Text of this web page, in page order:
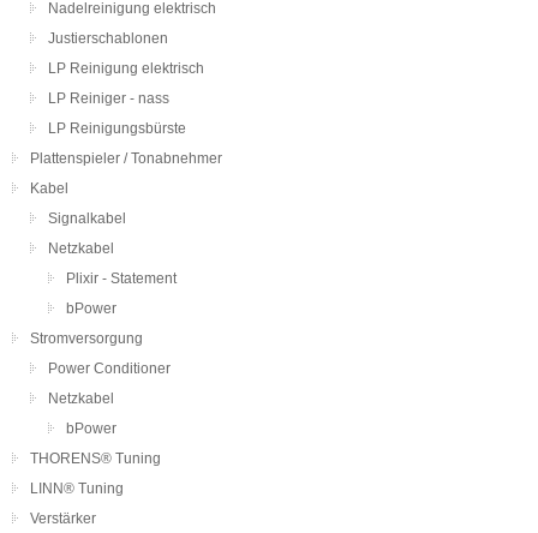
Nadelreinigung elektrisch
Justierschablonen
LP Reinigung elektrisch
LP Reiniger - nass
LP Reinigungsbürste
Plattenspieler / Tonabnehmer
Kabel
Signalkabel
Netzkabel
Plixir - Statement
bPower
Stromversorgung
Power Conditioner
Netzkabel
bPower
THORENS® Tuning
LINN® Tuning
Verstärker